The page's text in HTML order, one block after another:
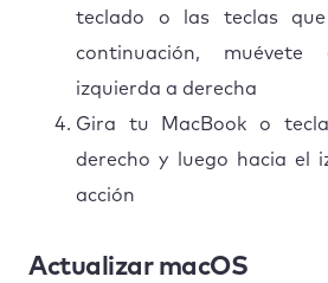
teclado o las teclas
continuación,
izquierda a derecha
Gira tu MacBook o
derecho y luego hacia el
acción
Actualizar macOS